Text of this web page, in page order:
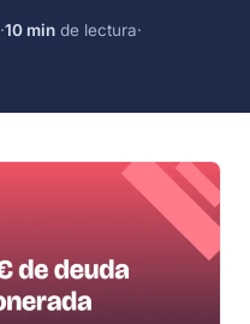
·10 min de lectura·